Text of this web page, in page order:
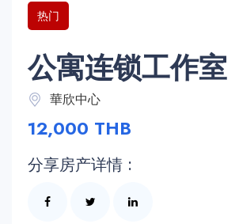
热门
公寓连锁工作室
華欣中心
12,000 THB
分享房产详情 :